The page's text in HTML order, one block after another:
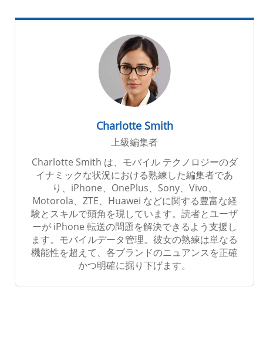
Charlotte Smith
上級編集者
Charlotte Smith は、モバイル テクノロジーのダ
イナミックな状況における熟練した編集者であ
り、iPhone、OnePlus、Sony、Vivo、
Motorola、ZTE、Huawei などに関する豊富な経
験とスキルで頭角を現しています。読者とユーザ
ーが iPhone 転送の問題を解決できるよう支援し
ます。モバイルデータ管理。彼女の熟練は単なる
機能性を超えて、各ブランドのニュアンスを正確
かつ明確に掘り下げます。